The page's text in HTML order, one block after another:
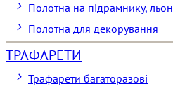
Полотна на підрамнику, льон
Полотна для декорування
ТРАФАРЕТИ
Трафарети багаторазові